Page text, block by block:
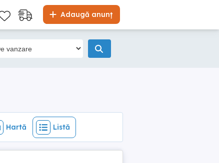
Adaugă anunț
Hartă Listă
Hartă Listă